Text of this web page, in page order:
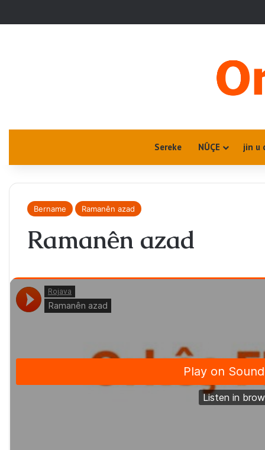
Sereke NÛÇE jin u
Bername Ramanên azad
Ramanên azad